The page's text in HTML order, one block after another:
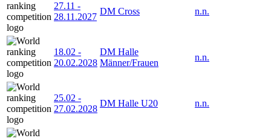
27.11 -
28.11.2027
DM Cross n.n.
18.02 -
20.02.2028
DM Halle
Männer/Frauen
n.n.
25.02 -
27.02.2028
DM Halle U20 n.n.